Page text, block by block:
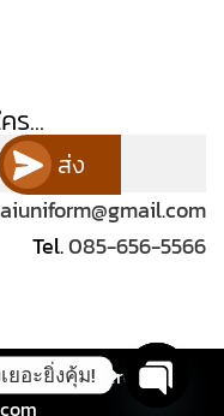
ร...
ส่ง
Tel.085-656-5566
| Powered by
ยอะยิ่งคุ้ม!